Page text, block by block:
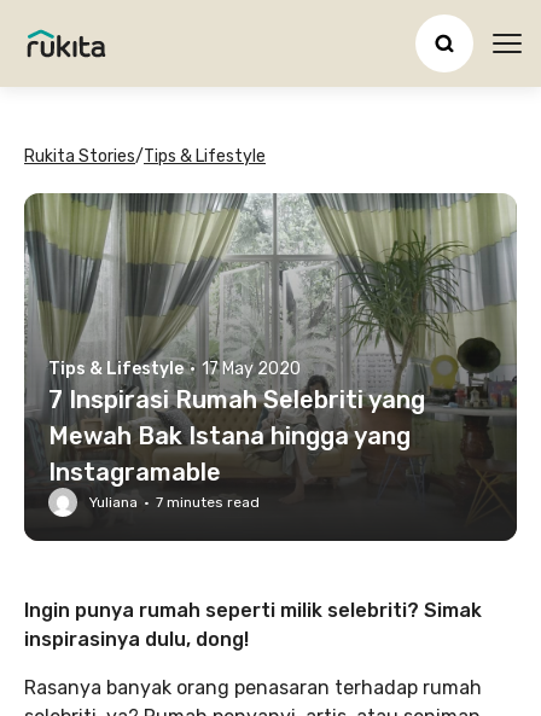
Rukita Stories/Tips & Lifestyle
Tips & Lifestyle · 17 May 2020
7 Inspirasi Rumah Selebriti yang
Mewah Bak Istana hingga yang
Instagramable
Yuliana · 7 minutes read
Ingin punya rumah seperti milik selebriti? Simak
inspirasinya dulu, dong!
Rasanya banyak orang penasaran terhadap rumah